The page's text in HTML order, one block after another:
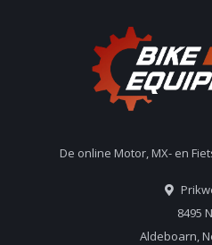
De online Motor, MX- en
8495
Aldeboarn,